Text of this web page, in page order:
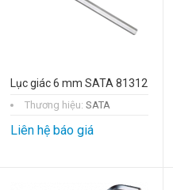
Lục giác 6 mm SATA 81312
Thương hiệu: SATA
Liên hệ báo giá